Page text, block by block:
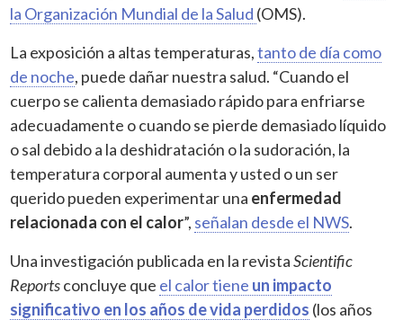
la Organización Mundial de la Salud (OMS).
La exposición a altas temperaturas,tanto de día como
de noche, puede dañar nuestra salud. “Cuando el
cuerpo se calienta demasiado rápido para enfriarse
adecuadamente o cuando se pierde demasiado líquido
o sal debido a la deshidratación o la sudoración, la
temperatura corporal aumenta y usted o un ser
querido pueden experimentar una enfermedad
relacionada con el calor”, señalan desde el NWS.
Una investigación publicada en la revistaScientific
Reportsconcluye que el calor tiene un impacto
significativo en los años de vida perdidos (los años